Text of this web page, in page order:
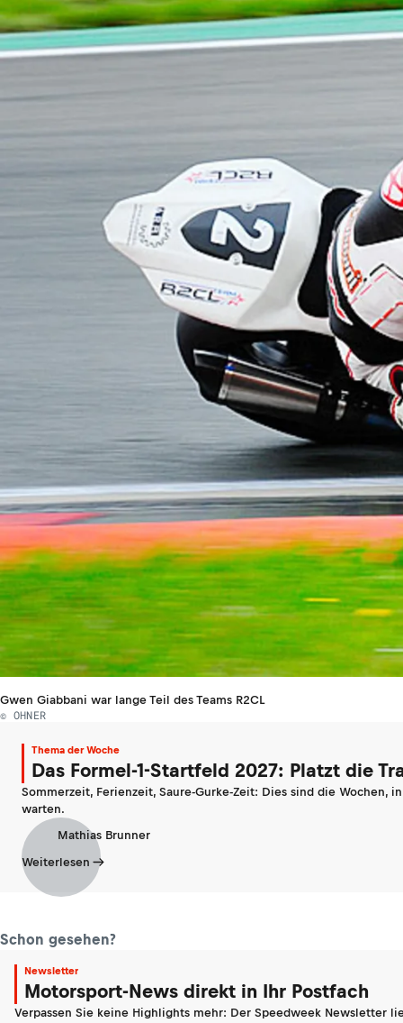
Gwen Giabbani war lange Teil des Teams R2CL
© OHNER
Thema der Woche
Das Formel-1-Startfeld 2027: Platzt die
Sommerzeit, Ferienzeit, Saure-Gurke-Zeit: Dies sind die
warten.
Mathias Brunner
Weiterlesen
Schon gesehen?
Newsletter
Motorsport-News direkt in Ihr Postfach
Verpassen Sie keine Highlights mehr: Der Speedweek Newsletter